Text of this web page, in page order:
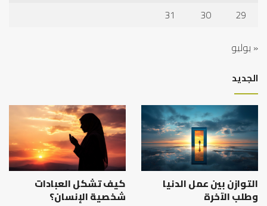
29
30
31
« يوليو
الجديد
التوازن بين عمل الدنيا
وطلب الآخرة
كيف تشكل العبادات
شخصية الإنسان؟